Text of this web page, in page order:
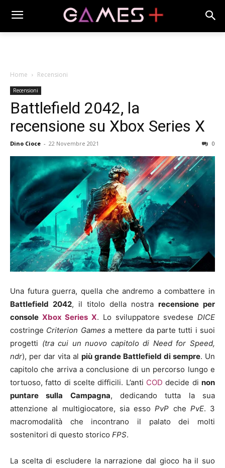
Home Recensioni
Recensioni
Battlefield 2042, la
recensione su Xbox Series X
Dino Cioce - 22 Novembre 2021 0
Una futura guerra, quella che andremo a combattere in
Battlefield 2042, il titolo della nostra recensione per
console Xbox Series X. Lo sviluppatore svedeseDICE
costringe Criterion Games a mettere da parte tutti i suoi
progetti (tra cui un nuovo capitolo di Need for Speed,
ndr), per dar vita al più grande Battlefield di sempre. Un
capitolo che arriva a conclusione di un percorso lungo e
tortuoso, fatto di scelte difficili. L’anti COD decide di non
puntare sulla Campagna, dedicando tutta la sua
attenzione al multigiocatore, sia essoPvP che PvE. 3
macromodalità che incontrano il palato dei molti
sostenitori di questo storico FPS.
La scelta di escludere la narrazione dal gioco ha il suo